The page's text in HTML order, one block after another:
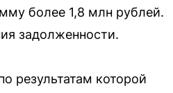
более 1,8 млн рублей.
задолженности.
результатам которой